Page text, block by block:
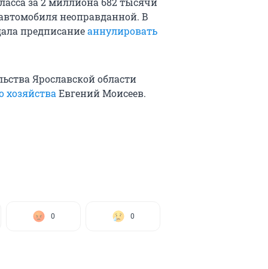
неоправданной. В
предписаниеаннулировать
Ярославской области
хозяйства Евгений Моисеев.
0 0